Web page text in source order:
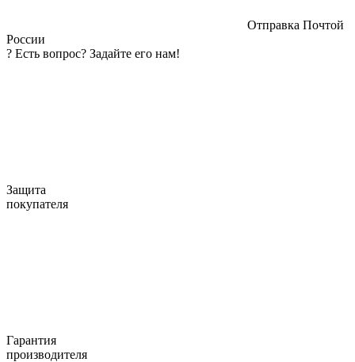
Отправка Почтой
России
? Есть вопрос? Задайте его нам!
Защита
покупателя
Гарантия
производителя